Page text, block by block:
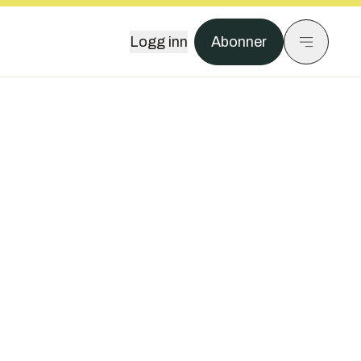
Logg inn Abonner